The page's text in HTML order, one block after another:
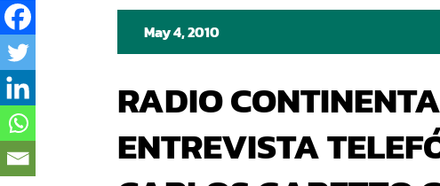
May 4, 2010
RADIO
ENTREVISTA